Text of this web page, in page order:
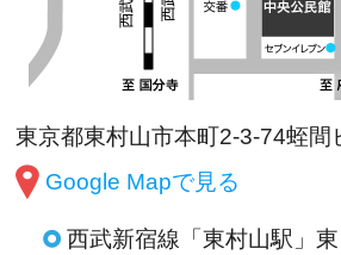
東京都東村山市本町2-3-74蛭間
Google Mapで見る
西武新宿線「東村山駅」